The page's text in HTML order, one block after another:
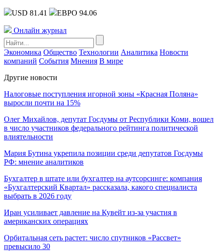
USD 81.41 ЕВРО 94.06
Онлайн журнал
Экономика Общество Технологии Аналитика Новости
компаний События Мнения В мире
Другие новости
Налоговые поступления игорной зоны «Красная Поляна»
выросли почти на 15%
Олег Михайлов, депутат Госдумы от Республики Коми, вошел
в число участников федерального рейтинга политической
влиятельности
Мария Бутина укрепила позиции среди депутатов Госдумы
РФ: мнение аналитиков
Бухгалтер в штате или бухгалтер на аутсорсинге: компания
«Бухгалтерский Квартал» рассказала, какого специалиста
выбрать в 2026 году
Иран усиливает давление на Кувейт из-за участия в
американских операциях
Орбитальная сеть растет: число спутников «Рассвет»
превысило 30